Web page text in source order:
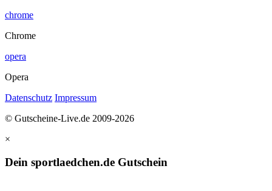
chrome
Chrome
opera
Opera
Datenschutz Impressum
© Gutscheine-Live.de 2009-2026
×
Dein sportlaedchen.de Gutschein